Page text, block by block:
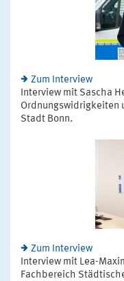
Zum Interview
Interview mit Sascha
Ordnungswidrigkeiten
Stadt Bonn.
Zum Interview
Interview mit Lea-
Fachbereich